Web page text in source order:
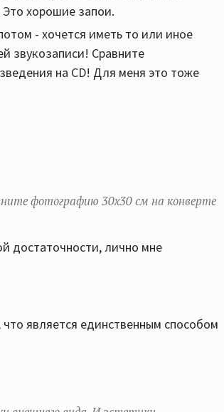
хорошие запои.
- хочется иметь то или иное
звукозаписи! Сравните
на CD! Для меня это тоже
фотографию 30х30 см на конверте
достаточности, лично мне
является единственным способом